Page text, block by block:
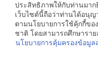
ประสิทธิภาพให้กับท่านมาก
เว็บไซต์นี้ถือว่าท่านได้อนุ
ตามนโยบายการใช้คุ้กกี้ขอ
ชาติ โดยสามารถศึกษาราย
นโยบายการคุ้มครองข้อมู
Hide
chaty